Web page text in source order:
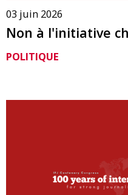
03 juin 2026
Non à l'initiative
POLITIQUE